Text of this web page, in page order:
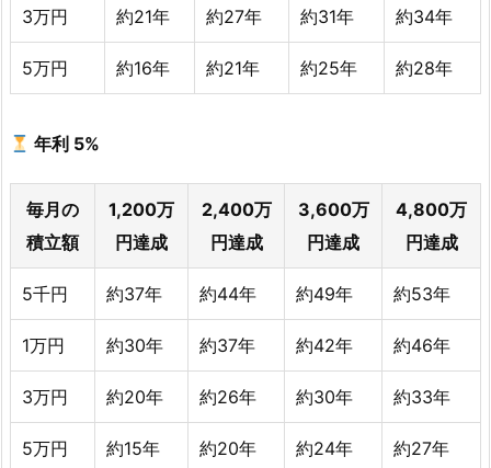
3万円 約21年 約27年 約31年 約34年
5万円 約16年 約21年 約25年 約28年
年利 5%
毎月の
積立額
1,200万
円達成
2,400万
円達成
3,600万
円達成
4,800万
円達成
5千円 約37年 約44年 約49年 約53年
1万円 約30年 約37年 約42年 約46年
3万円 約20年 約26年 約30年 約33年
5万円 約15年 約20年 約24年 約27年